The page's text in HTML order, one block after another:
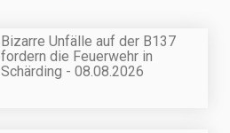
Bizarre Unfälle auf der B137
fordern die Feuerwehr in
Schärding - 08.08.2026